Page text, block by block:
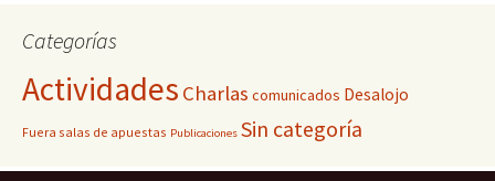
Categorías
Actividades Charlas comunicados Desalojo
Fuera salas de apuestas Publicaciones Sin categoría